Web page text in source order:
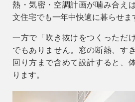
熱・気密・空調計画が噛み合え
文住宅でも一年中快適に暮らせま
一方で「吹き抜けをつくっただ
でもありません。窓の断熱、す
回り方まで含めて設計すると、
ります。
ブログ・家づくりコラム